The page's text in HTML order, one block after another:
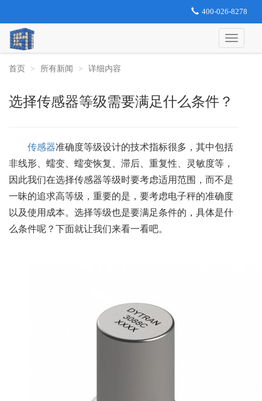
400-026-8278
首页 所有新闻 详细内容
选择传感器等级需要满足什么条件？
传感器准确度等级设计的技术指标很多，其中包括
非线形、蠕变、蠕变恢复、滞后、重复性、灵敏度等，
因此我们在选择传感器等级时要考虑适用范围，而不是
一昧的追求高等级，重要的是，要考虑电子秤的准确度
以及使用成本。选择等级也是要满足条件的，具体是什
么条件呢？下面就让我们来看一看吧。